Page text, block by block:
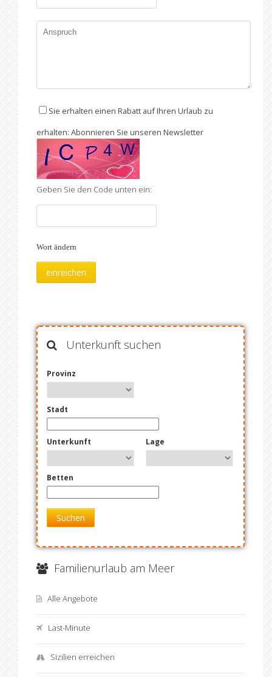
Sie erhalten einen Rabatt auf Ihren Urlaub zu
erhalten: Abonnieren Sie unseren Newsletter
Geben Sie den Code unten ein:
Wort ändern
Unterkunft suchen
Provinz
Stadt
Unterkunft Lage
Betten
Suchen
Familienurlaub am Meer
Alle Angebote
Last-Minute
Sizilien erreichen